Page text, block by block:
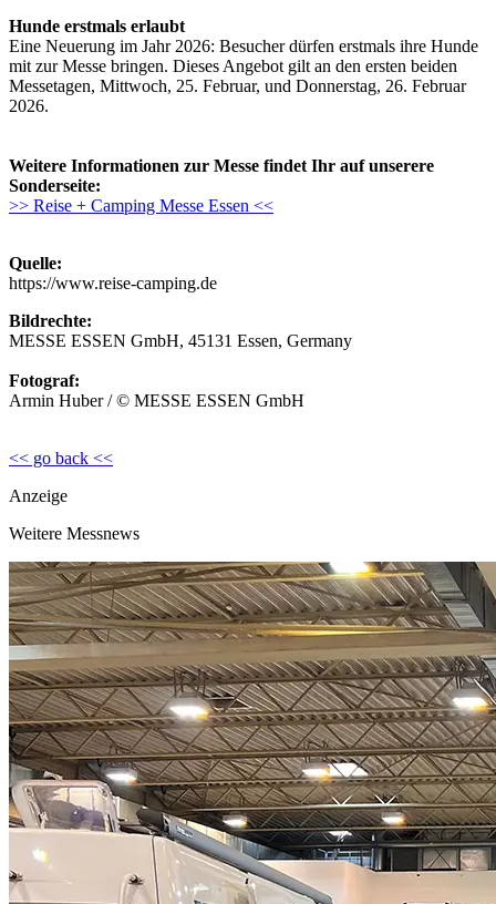
Hunde erstmals erlaubt
Eine Neuerung im Jahr 2026: Besucher dürfen erstmals ihre Hunde
mit zur Messe bringen. Dieses Angebot gilt an den ersten beiden
Messetagen, Mittwoch, 25. Februar, und Donnerstag, 26. Februar
2026.
Weitere Informationen zur Messe findet Ihr auf unserere
Sonderseite:
>> Reise + Camping Messe Essen <<
Quelle:
https://www.reise-camping.de
Bildrechte:
MESSE ESSEN GmbH, 45131 Essen, Germany
Fotograf:
Armin Huber / © MESSE ESSEN GmbH
<< go back <<
Anzeige
Weitere Messnews